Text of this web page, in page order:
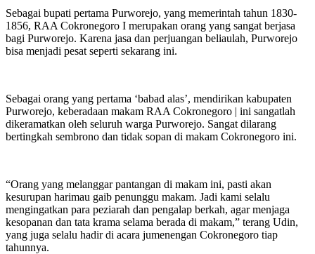
Sebagai bupati pertama Purworejo, yang memerintah tahun 1830-
1856, RAA Cokronegoro I merupakan orang yang sangat berjasa
bagi Purworejo. Karena jasa dan perjuangan beliaulah, Purworejo
bisa menjadi pesat seperti sekarang ini.
Sebagai orang yang pertama ‘babad alas’, mendirikan kabupaten
Purworejo, keberadaan makam RAA Cokronegoro | ini sangatlah
dikeramatkan oleh seluruh warga Purworejo. Sangat dilarang
bertingkah sembrono dan tidak sopan di makam Cokronegoro ini.
“Orang yang melanggar pantangan di makam ini, pasti akan
kesurupan harimau gaib penunggu makam. Jadi kami selalu
mengingatkan para peziarah dan pengalap berkah, agar menjaga
kesopanan dan tata krama selama berada di makam,” terang Udin,
yang juga selalu hadir di acara jumenengan Cokronegoro tiap
tahunnya.